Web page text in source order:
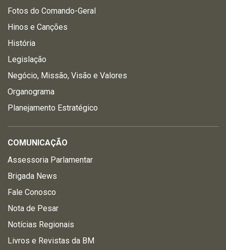
Fotos do Comando-Geral
Hinos e Canções
História
Legislação
Negócio, Missão, Visão e Valores
Organograma
Planejamento Estratégico
COMUNICAÇÃO
Assessoria Parlamentar
Brigada News
Fale Conosco
Nota de Pesar
Notícias Regionais
Livros e Revistas da BM